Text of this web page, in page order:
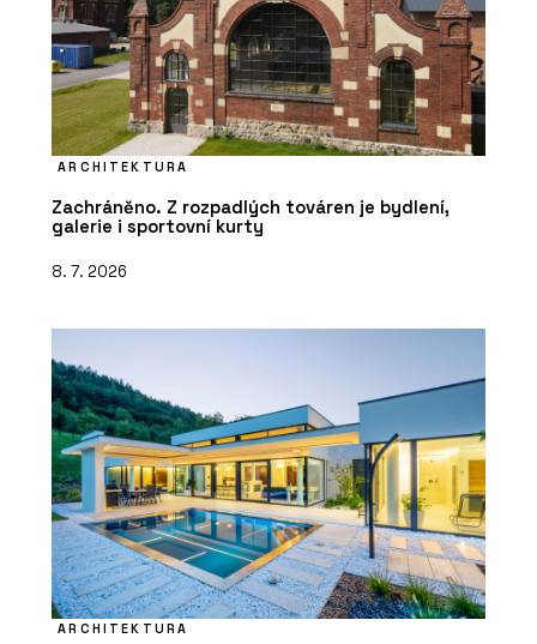
ARCHITEKTURA
Zachráněno. Z rozpadlých továren je bydlení,
galerie i sportovní kurty
8. 7. 2026
ARCHITEKTURA